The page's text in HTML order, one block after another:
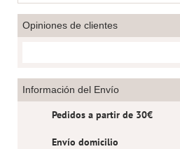
Opiniones de clientes
Información del Envío
Pedidos a partir de 30€
Envío domicilio